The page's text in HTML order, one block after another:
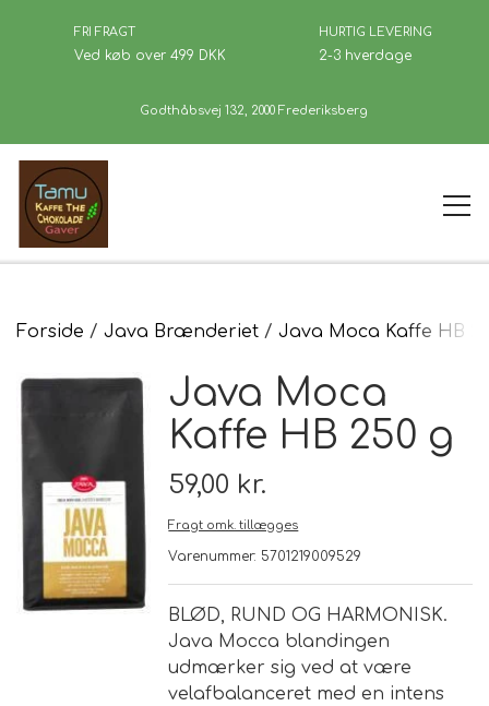
FRI FRAGT
Ved køb over 499 DKK
HURTIG LEVERING
2-3 hverdage
Godthåbsvej 132, 2000 Frederiksberg
Forside
Kaffe
Se Butikken
Brand
Te
Løsvægt teer
Nyheder
Forside Java Brænderiet Java Moca Kaffe HB
Java Moca
Kaffe HB 250 g
59,00 kr.
Fragt omk. tillægges
Varenummer: 5701219009529
BLØD, RUND OG HARMONISK.
Java Mocca blandingen
udmærker sig ved at være
velafbalanceret med en intens